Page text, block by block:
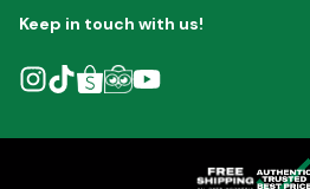
Keep in touch with us!